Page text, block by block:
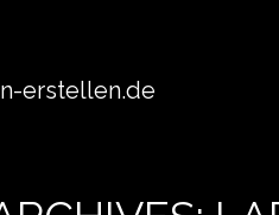
erstellen.de